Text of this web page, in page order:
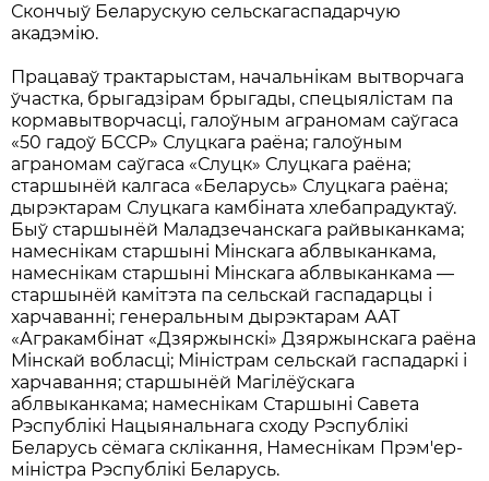
Скончыў Беларускую сельскагаспадарчую
акадэмію.
Працаваў трактарыстам, начальнікам вытворчага
ўчастка, брыгадзірам брыгады, спецыялістам па
кормавытворчасці, галоўным аграномам саўгаса
«50 гадоў БССР» Слуцкага раёна; галоўным
аграномам саўгаса «Слуцк» Слуцкага раёна;
старшынёй калгаса «Беларусь» Слуцкага раёна;
дырэктарам Слуцкага камбіната хлебапрадуктаў.
Быў старшынёй Маладзечанскага райвыканкама;
намеснікам старшыні Мінскага аблвыканкама,
намеснікам старшыні Мінскага аблвыканкама —
старшынёй камітэта па сельскай гаспадарцы і
харчаванні; генеральным дырэктарам ААТ
«Агракамбінат «Дзяржынскі» Дзяржынскага раёна
Мінскай вобласці; Міністрам сельскай гаспадаркі і
харчавання; старшынёй Магілёўскага
аблвыканкама; намеснікам Старшыні Савета
Рэспублікі Нацыянальнага сходу Рэспублікі
Беларусь сёмага склікання, Намеснікам Прэм'ер-
міністра Рэспублікі Беларусь.